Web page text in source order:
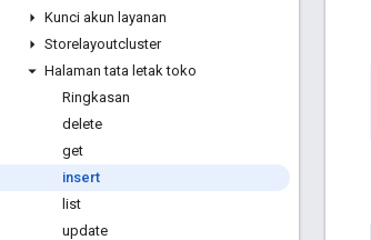
Kunci akun layanan
Storelayoutcluster
Halaman tata letak toko
Ringkasan
delete
get
insert
list
update